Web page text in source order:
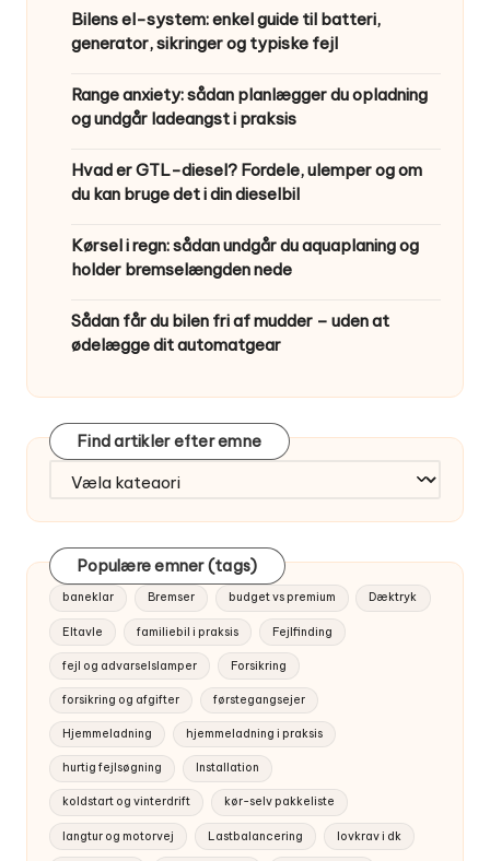
Bilens el-system: enkel guide til batteri,
generator, sikringer og typiske fejl
Range anxiety: sådan planlægger du opladning
og undgår ladeangst i praksis
Hvad er GTL-diesel? Fordele, ulemper og om
du kan bruge det i din dieselbil
Kørsel i regn: sådan undgår du aquaplaning og
holder bremselængden nede
Sådan får du bilen fri af mudder – uden at
ødelægge dit automatgear
Find artikler efter emne
Find
emnePopulære emner (tags)
baneklar Bremser budget vs premium Dæktryk
Eltavle familiebil i praksis Fejlfinding
fejl og advarselslamper Forsikring
forsikring og afgifter førstegangsejer
Hjemmeladning hjemmeladning i praksis
hurtig fejlsøgning Installation
koldstart og vinterdrift kør-selv pakkeliste
langtur og motorvej Lastbalancering lovkrav i dk